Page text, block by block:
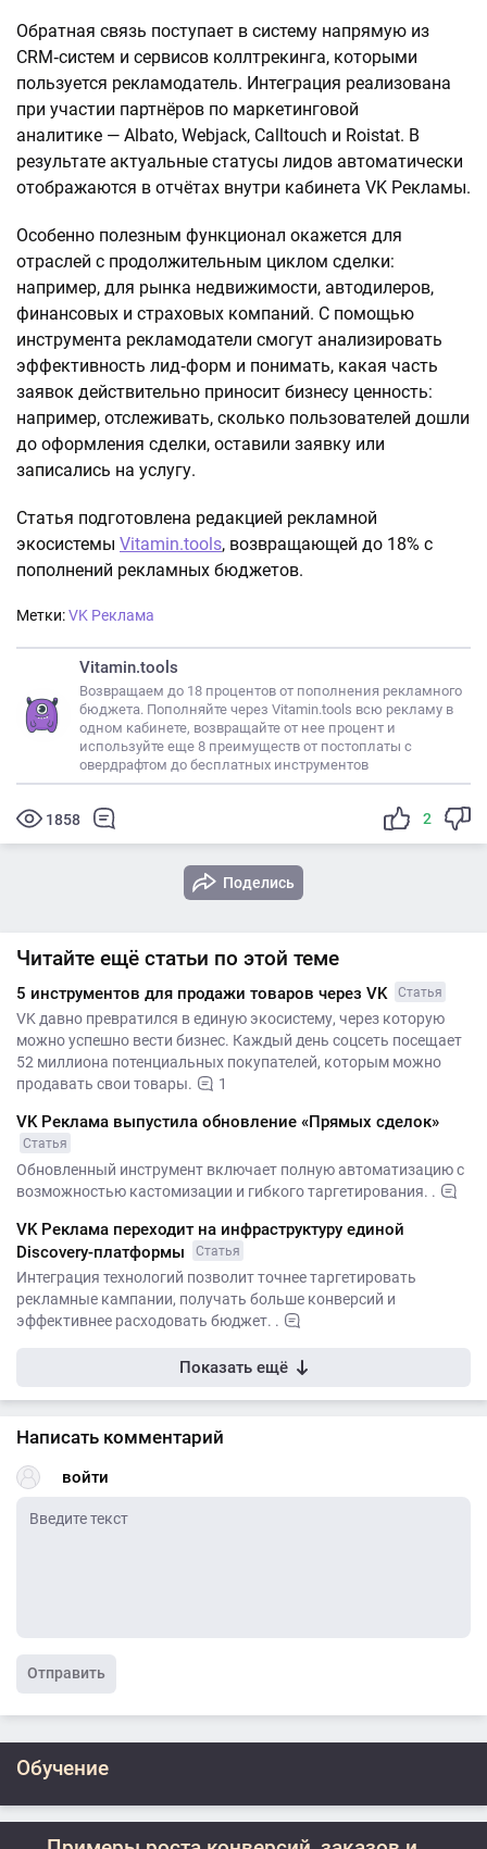
Обратная связь поступает в систему напрямую из
CRM‑систем и сервисов коллтрекинга, которыми
пользуется рекламодатель. Интеграция реализована
при участии партнёров по маркетинговой
аналитике — Albato, Webjack, Calltouch и Roistat. В
результате актуальные статусы лидов автоматически
отображаются в отчётах внутри кабинета VK Рекламы.
Особенно полезным функционал окажется для
отраслей с продолжительным циклом сделки:
например, для рынка недвижимости, автодилеров,
финансовых и страховых компаний. С помощью
инструмента рекламодатели смогут анализировать
эффективность лид‑форм и понимать, какая часть
заявок действительно приносит бизнесу ценность:
например, отслеживать, сколько пользователей дошли
до оформления сделки, оставили заявку или
записались на услугу.
Статья подготовлена редакцией рекламной
экосистемы Vitamin.tools, возвращающей до 18% с
пополнений рекламных бюджетов.
Метки:VK Реклама
Vitamin.tools
Возвращаем до 18 процентов от пополнения рекламного
бюджета. Пополняйте через Vitamin.tools всю рекламу в
одном кабинете, возвращайте от нее процент и
используйте еще 8 преимуществ от постоплаты с
овердрафтом до бесплатных инструментов
1858 2
Поделись
Читайте ещё статьи по этой теме
5 инструментов для продажи товаров через VK Статья
VK давно превратился в единую экосистему, через которую
можно успешно вести бизнес. Каждый день соцсеть посещает
52 миллиона потенциальных покупателей, которым можно
продавать свои товары.
1
VK Реклама выпустила обновление «Прямых сделок»
Статья
Обновленный инструмент включает полную автоматизацию с
возможностью кастомизации и гибкого таргетирования. .
VK Реклама переходит на инфраструктуру единой
Discovery-платформы
Статья
Интеграция технологий позволит точнее таргетировать
рекламные кампании, получать больше конверсий и
эффективнее расходовать бюджет. .
Показать ещё
Написать комментарий
войти
Отправить
Обучение